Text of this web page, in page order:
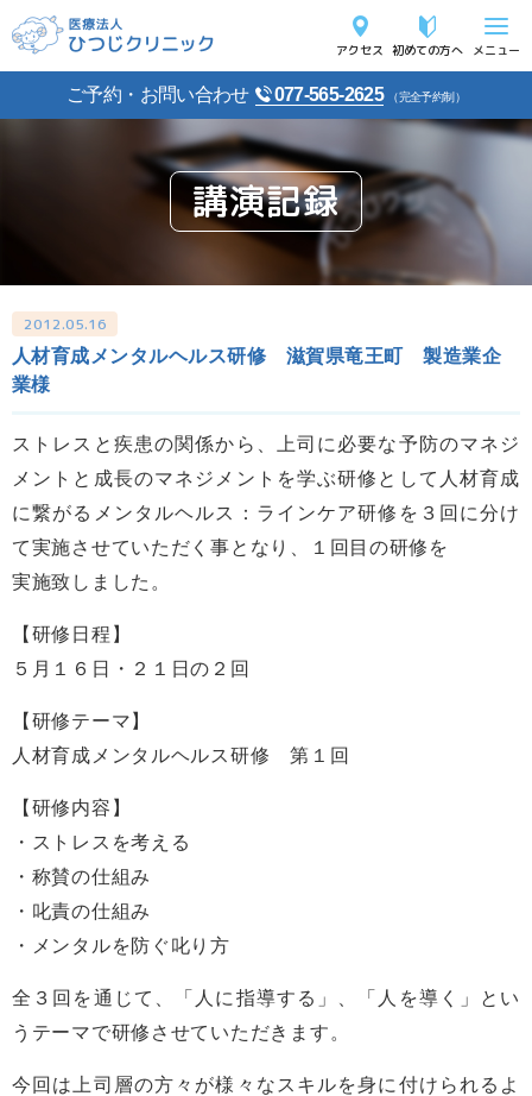
アクセス 初めての方へ メニュー
ご予約・お問い合わせ 077-565-2625 （完全予約制）
講演記録
2012.05.16
人材育成メンタルヘルス研修 滋賀県竜王町 製造業企
業様
ストレスと疾患の関係から、上司に必要な予防のマネジ
メントと成長のマネジメントを学ぶ研修として人材育成
に繋がるメンタルヘルス：ラインケア研修を３回に分け
て実施させていただく事となり、１回目の研修を
実施致しました。
【研修日程】
５月１６日・２１日の２回
【研修テーマ】
人材育成メンタルヘルス研修 第１回
【研修内容】
・ストレスを考える
・称賛の仕組み
・叱責の仕組み
・メンタルを防ぐ叱り方
全３回を通じて、「人に指導する」、「人を導く」とい
うテーマで研修させていただきます。
今回は上司層の方々が様々なスキルを身に付けられるよ